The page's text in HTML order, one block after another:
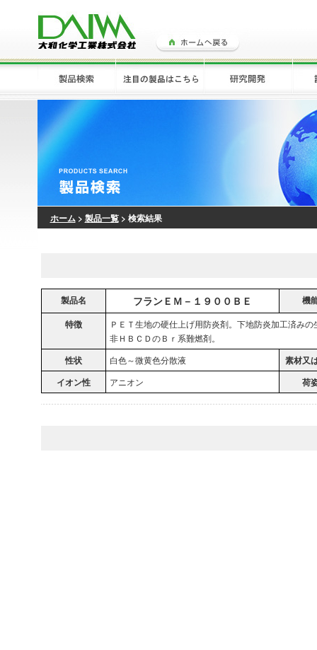
ホーム> 製品一覧> 検索結果
製品名 フランＥＭ－１９００ＢＥ
機
特徴
ＰＥＴ生地の硬仕上げ用防炎剤。下地防炎加工済み
非ＨＢＣＤのＢｒ系難燃剤。
性状 白色～微黄色分散液
素材又
イオン性
アニオン 荷